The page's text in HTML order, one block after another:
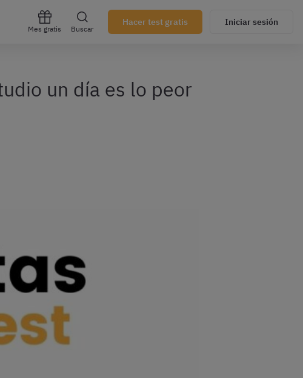
Mes gratis Buscar
Hacer test gratis Iniciar sesión
un día es lo peor